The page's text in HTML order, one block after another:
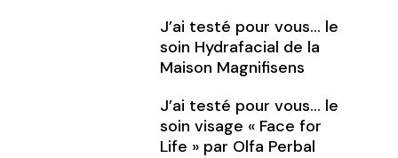
J’ai testé pour vous… le
soin Hydrafacial de la
Maison Magnifisens
J’ai testé pour vous… le
soin visage « Face for
Life » par Olfa Perbal